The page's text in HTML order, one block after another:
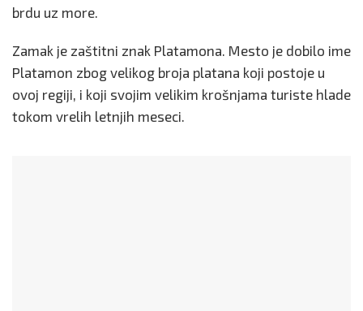
brdu uz more.
Zamak je zaštitni znak Platamona. Mesto je dobilo ime
Platamon zbog velikog broja platana koji postoje u
ovoj regiji, i koji svojim velikim krošnjama turiste hlade
tokom vrelih letnjih meseci.